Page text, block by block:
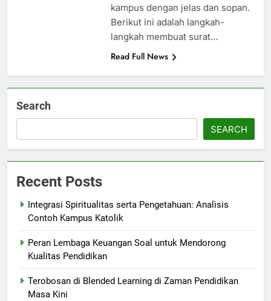
kampus dengan jelas dan sopan.
Berikut ini adalah langkah-
langkah membuat surat…
Read Full News
Search
SEARCH
Recent Posts
Integrasi Spiritualitas serta Pengetahuan: Analisis
Contoh Kampus Katolik
Peran Lembaga Keuangan Soal untuk Mendorong
Kualitas Pendidikan
Terobosan di Blended Learning di Zaman Pendidikan
Masa Kini